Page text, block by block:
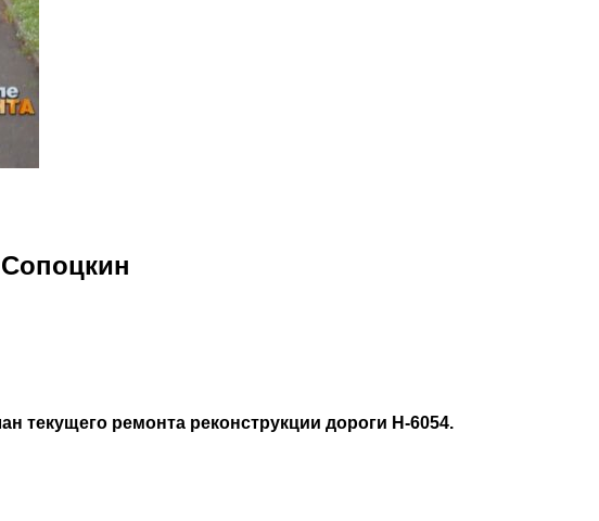
текущего ремонта реконструкции дороги Н-6054.